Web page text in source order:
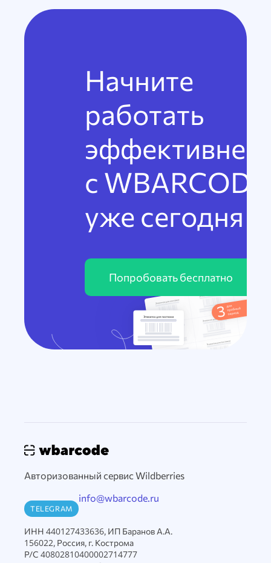
Начните
работать
эффективнее
с WBARCODE
уже сегодня
Попробовать бесплатно
Авторизованный сервис Wildberries
TELEGRAM
info@wbarcode.ru
ИНН 440127433636, ИП Баранов А.А.
156022, Россия, г. Кострома
Р/С 40802810400002714777